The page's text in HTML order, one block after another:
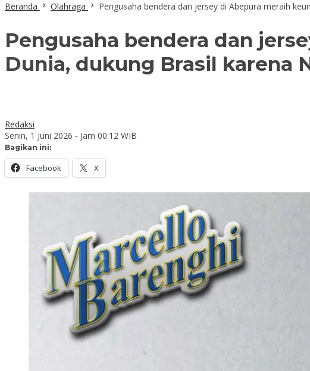
Beranda Olahraga Pengusaha bendera dan jersey di Abepura meraih
Pengusaha bendera dan
Dunia, dukung Brasil karena
Redaksi
Senin, 1 Juni 2026 - Jam 00:12 WIB
Bagikan ini:
Facebook X